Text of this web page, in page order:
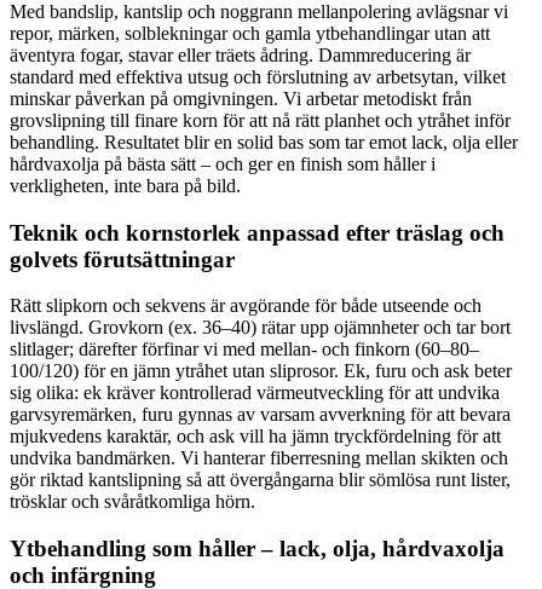
Med bandslip, kantslip och noggrann mellanpolering avlägsnar vi
repor, märken, solblekningar och gamla ytbehandlingar utan att
äventyra fogar, stavar eller träets ådring. Dammreducering är
standard med effektiva utsug och förslutning av arbetsytan, vilket
minskar påverkan på omgivningen. Vi arbetar metodiskt från
grovslipning till finare korn för att nå rätt planhet och ytråhet inför
behandling. Resultatet blir en solid bas som tar emot lack, olja eller
hårdvaxolja på bästa sätt – och ger en finish som håller i
verkligheten, inte bara på bild.
Teknik och kornstorlek anpassad efter träslag och
golvets förutsättningar
Rätt slipkorn och sekvens är avgörande för både utseende och
livslängd. Grovkorn (ex. 36–40) rätar upp ojämnheter och tar bort
slitlager; därefter förfinar vi med mellan- och finkorn (60–80–
100/120) för en jämn ytråhet utan sliprosor. Ek, furu och ask beter
sig olika: ek kräver kontrollerad värmeutveckling för att undvika
garvsyremärken, furu gynnas av varsam avverkning för att bevara
mjukvedens karaktär, och ask vill ha jämn tryckfördelning för att
undvika bandmärken. Vi hanterar fiberresning mellan skikten och
gör riktad kantslipning så att övergångarna blir sömlösa runt lister,
trösklar och svåråtkomliga hörn.
Ytbehandling som håller – lack, olja, hårdvaxolja
och infärgning